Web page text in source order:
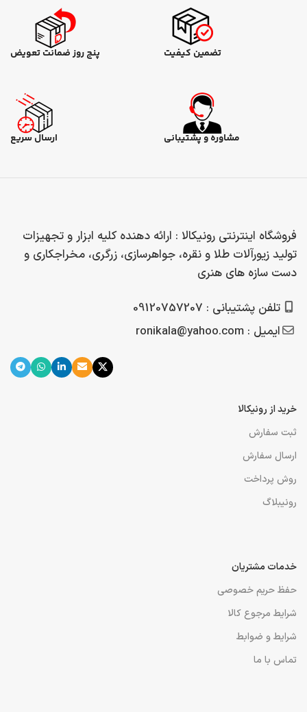
تضمین کیفیت پنج روز ضمانت تعویض
مشاوره و پشتیبانی ارسال سریع
فروشگاه اینترنتی رونیکالا : ارائه دهنده کلیه ابزار و تجهیزات
تولید زیورآلات طلا و نقره، جواهرسازی، زرگری، مخراجکاری و
دست سازه های هنری
تلفن پشتیبانی : 09120757207
ایمیل : ronikala@yahoo.com
خرید از رونیکالا
ثبت سفارش
ارسال سفارش
روش پرداخت
رونیبلاگ
خدمات مشتریان
حفظ حریم خصوصی
شرایط مرجوع کالا
شرایط و ضوابط
تماس با ما